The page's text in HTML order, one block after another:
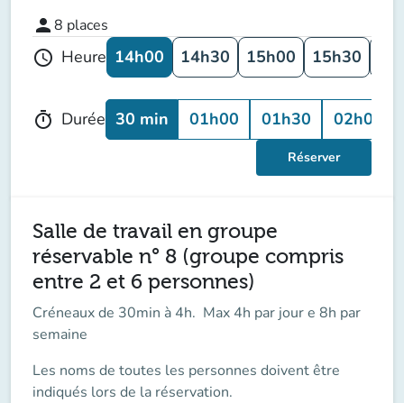
person8 places
schedule Heure 14h00 14h30 15h00 15h30
timer Durée 30 min 01h00 01h30 02h00
Réserver
Salle de travail en groupe
réservable n° 8 (groupe compris
entre 2 et 6 personnes)
Créneaux de 30min à 4h. Max 4h par jour e 8h par
semaine
Les noms de toutes les personnes doivent être
indiqués lors de la réservation.